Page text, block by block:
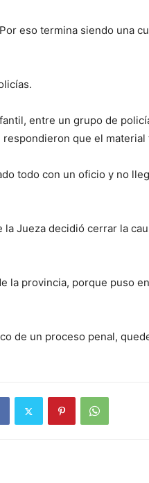
eso termina siendo una
entre un grupo de
que el
todo con un oficio y no
Jueza decidió cerrar la
provincia, porque puso
de un proceso penal,